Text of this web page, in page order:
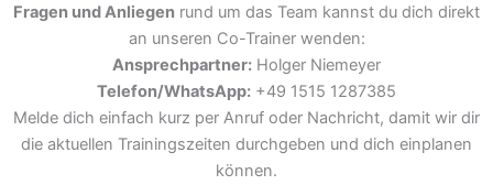
Fragen und Anliegen rund um das Team kannst du dich direkt
an unseren Co-Trainer wenden:
Ansprechpartner: Holger Niemeyer
Telefon/WhatsApp: +49 1515 1287385
Melde dich einfach kurz per Anruf oder Nachricht, damit wir dir
die aktuellen Trainingszeiten durchgeben und dich einplanen
können.